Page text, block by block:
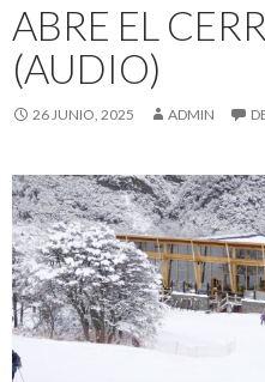
ABRE EL
(AUDIO)
26 JUNIO, 2025 ADMIN